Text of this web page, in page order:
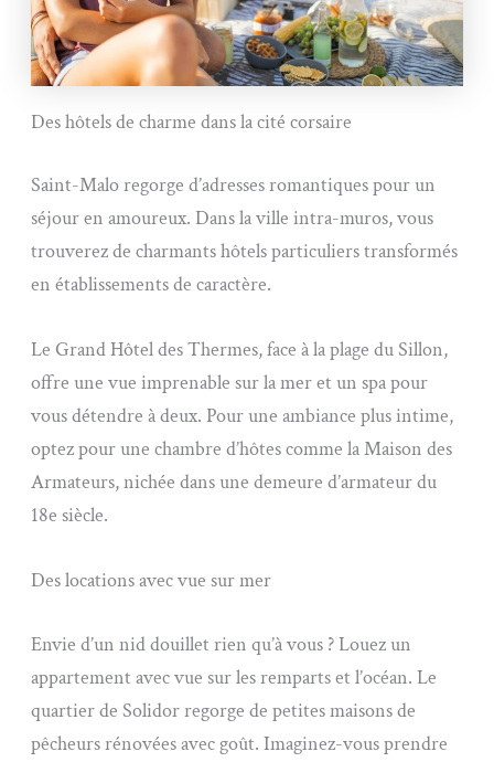
Des hôtels de charme dans la cité corsaire
Saint-Malo regorge d’adresses romantiques pour un
séjour en amoureux. Dans la ville intra-muros, vous
trouverez de charmants hôtels particuliers transformés
en établissements de caractère.
Le Grand Hôtel des Thermes, face à la plage du Sillon,
offre une vue imprenable sur la mer et un spa pour
vous détendre à deux. Pour une ambiance plus intime,
optez pour une chambre d’hôtes comme la Maison des
Armateurs, nichée dans une demeure d’armateur du
18e siècle.
Des locations avec vue sur mer
Envie d’un nid douillet rien qu’à vous ? Louez un
appartement avec vue sur les remparts et l’océan. Le
quartier de Solidor regorge de petites maisons de
pêcheurs rénovées avec goût. Imaginez-vous prendre